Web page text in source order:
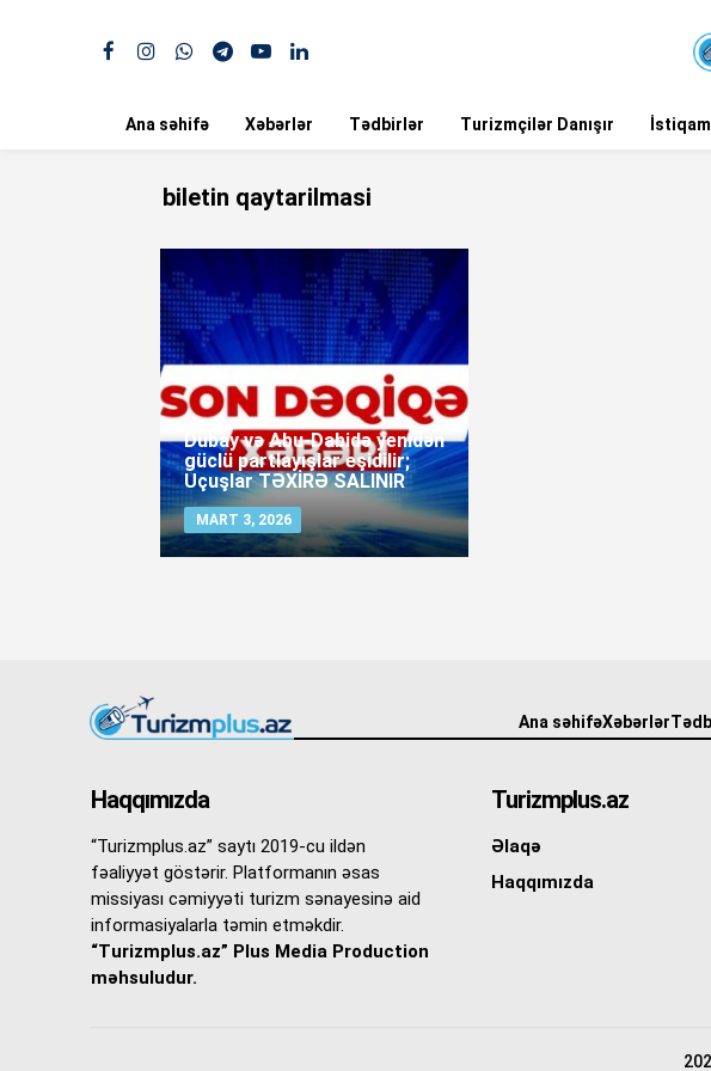
Ana səhifə Xəbərlər Tədbirlər Turizmçilər Danışır
biletin qaytarilmasi
Dubay və Abu-Dabidə yenidən
güclü partlayışlar eşidilir;
Uçuşlar TƏXİRƏ SALINIR
MART 3, 2026
Ana səhifəXəbərlər
Haqqımızda
“Turizmplus.az” saytı 2019-cu ildən
fəaliyyət göstərir. Platformanın əsas
missiyası cəmiyyəti turizm sənayesinə aid
informasiyalarla təmin etməkdir.
“Turizmplus.az” Plus Media Production
məhsuludur.
Turizmplus.az
Əlaqə
Haqqımızda